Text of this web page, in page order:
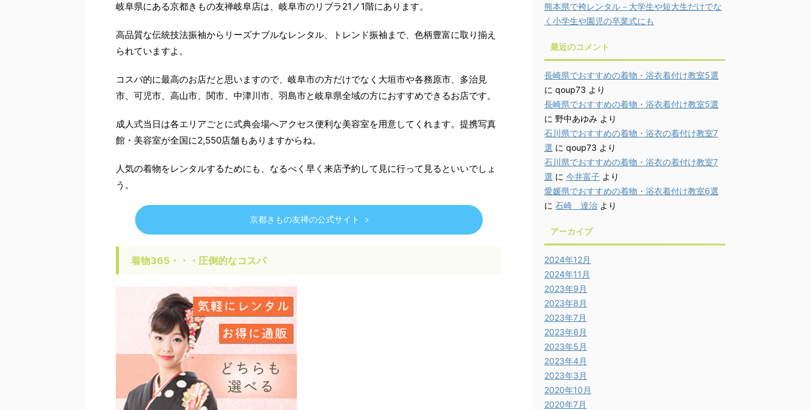
岐阜県にある京都きもの友禅岐阜店は、岐阜市のリブラ21ノ1階にあります。
高品質な伝統技法振袖からリーズナブルなレンタル、トレンド振袖まで、色柄豊富に取り揃え
られていますよ。
コスパ的に最高のお店だと思いますので、岐阜市の方だけでなく大垣市や各務原市、多治見
市、可児市、高山市、関市、中津川市、羽島市と岐阜県全域の方におすすめできるお店です。
成人式当日は各エリアごとに式典会場へアクセス便利な美容室を用意してくれます。提携写真
館・美容室が全国に2,550店舗もありますからね。
人気の着物をレンタルするためにも、なるべく早く来店予約して見に行って見るといいでしょ
う。
京都きもの友禅の公式サイト
着物365・・・圧倒的なコスパ
熊本県で袴レンタル－大学生や短大生だけでな
く小学生や園児の卒業式にも
最近のコメント
長崎県でおすすめの着物・浴衣着付け教室5選
に qoup73 より
長崎県でおすすめの着物・浴衣着付け教室5選
に 野中あゆみ より
石川県でおすすめの着物・浴衣の着付け教室7
選 に qoup73 より
石川県でおすすめの着物・浴衣の着付け教室7
選 に 今井富子 より
愛媛県でおすすめの着物・浴衣着付け教室6選
に 石崎 達治 より
アーカイブ
2024年12月
2024年11月
2023年9月
2023年8月
2023年7月
2023年6月
2023年5月
2023年4月
2023年3月
2020年10月
2020年7月